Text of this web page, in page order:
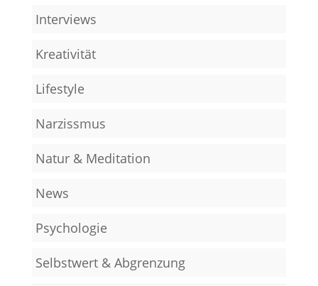
Interviews
Kreativität
Lifestyle
Narzissmus
Natur & Meditation
News
Psychologie
Selbstwert & Abgrenzung